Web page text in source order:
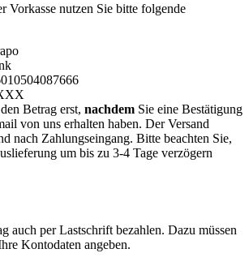
Vorkasse nutzen Sie bitte folgende
Betrag erst, nachdem Sie eine Bestätigung
von uns erhalten haben. Der Versand
nach Zahlungseingang. Bitte beachten Sie,
um bis zu 3-4 Tage verzögern
auch per Lastschrift bezahlen. Dazu müssen
Kontodaten angeben.